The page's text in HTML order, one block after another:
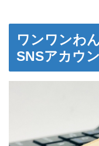
ワンワンわ
SNSアカウ